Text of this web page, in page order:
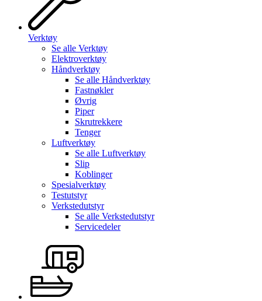
Verktøy
Se alle Verktøy
Elektroverktøy
Håndverktøy
Se alle Håndverktøy
Fastnøkler
Øvrig
Piper
Skrutrekkere
Tenger
Luftverktøy
Se alle Luftverktøy
Slip
Koblinger
Spesialverktøy
Testutstyr
Verkstedutstyr
Se alle Verkstedutstyr
Servicedeler